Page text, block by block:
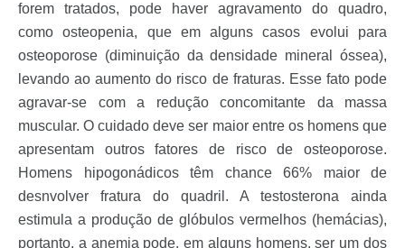
forem tratados, pode haver agravamento do quadro,
como osteopenia, que em alguns casos evolui para
osteoporose (diminuição da densidade mineral óssea),
levando ao aumento do risco de fraturas. Esse fato pode
agravar-se com a redução concomitante da massa
muscular. O cuidado deve ser maior entre os homens que
apresentam outros fatores de risco de osteoporose.
Homens hipogonádicos têm chance 66% maior de
desnvolver fratura do quadril. A testosterona ainda
estimula a produção de glóbulos vermelhos (hemácias),
portanto, a anemia pode, em alguns homens, ser um dos